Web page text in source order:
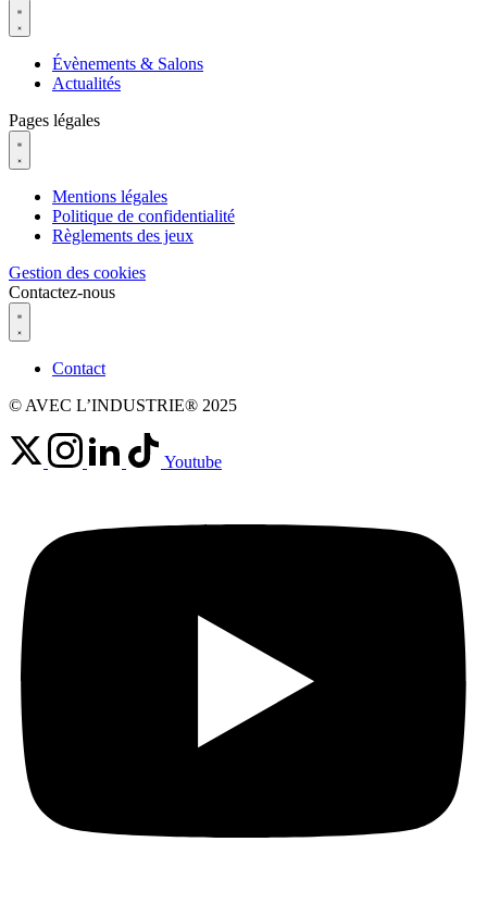
Évènements & Salons
Actualités
Pages légales
Mentions légales
Politique de confidentialité
Règlements des jeux
Gestion des cookies
Contactez-nous
Contact
© AVEC L’INDUSTRIE® 2025
Youtube